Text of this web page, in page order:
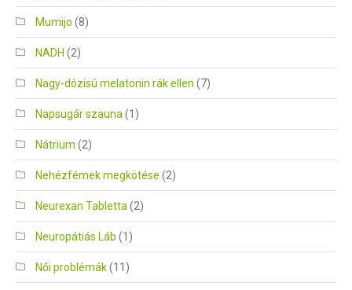
Mumijo (8)
NADH (2)
Nagy-dózisú melatonin rák ellen (7)
Napsugár szauna (1)
Nátrium (2)
Nehézfémek megkötése (2)
Neurexan Tabletta (2)
Neuropátiás Láb (1)
Női problémák(11)